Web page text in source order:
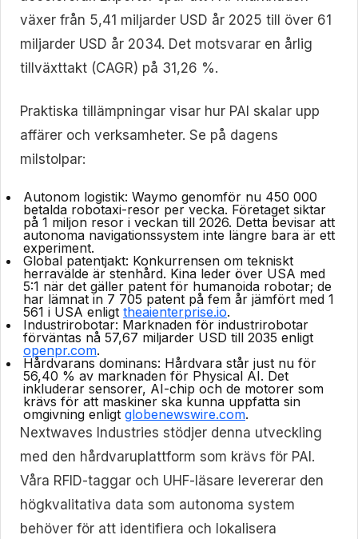
växer från 5,41 miljarder USD år 2025 till över 61
miljarder USD år 2034. Det motsvarar en årlig
tillväxttakt (CAGR) på 31,26 %.
Praktiska tillämpningar visar hur PAI skalar upp
affärer och verksamheter. Se på dagens
milstolpar:
Autonom logistik: Waymo genomför nu 450 000
betalda robotaxi-resor per vecka. Företaget siktar
på 1 miljon resor i veckan till 2026. Detta bevisar att
autonoma navigationssystem inte längre bara är ett
experiment.
Global patentjakt: Konkurrensen om tekniskt
herravälde är stenhård. Kina leder över USA med
5:1 när det gäller patent för humanoida robotar; de
har lämnat in 7 705 patent på fem år jämfört med 1
561 i USA enligt theaienterprise.io.
Industrirobotar: Marknaden för industrirobotar
förväntas nå 57,67 miljarder USD till 2035 enligt
openpr.com.
Hårdvarans dominans: Hårdvara står just nu för
56,40 % av marknaden för Physical AI. Det
inkluderar sensorer, AI-chip och de motorer som
krävs för att maskiner ska kunna uppfatta sin
omgivning enligt globenewswire.com.
Nextwaves Industries stödjer denna utveckling
med den hårdvaruplattform som krävs för PAI.
Våra RFID-taggar och UHF-läsare levererar den
högkvalitativa data som autonoma system
behöver för att identifiera och lokalisera